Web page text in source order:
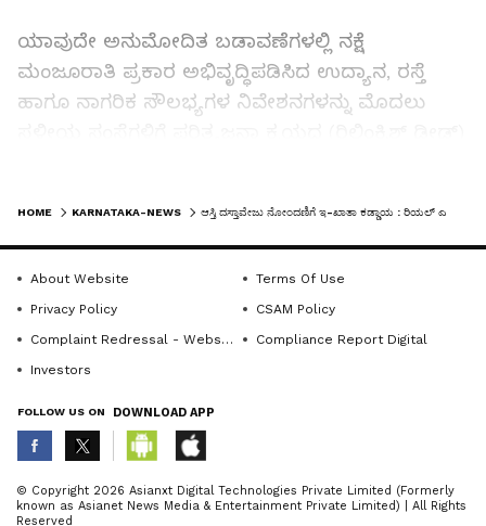
ಯಾವುದೇ ಅನುಮೋದಿತ ಬಡಾವಣೆಗಳಲ್ಲಿ ನಕ್ಷೆ
ಮಂಜೂರಾತಿ ಪ್ರಕಾರ ಅಭಿವೃದ್ಧಿಪಡಿಸಿದ ಉದ್ಯಾನ, ರಸ್ತೆ
ಹಾಗೂ ನಾಗರಿಕ ಸೌಲಭ್ಯಗಳ ನಿವೇಶನಗಳನ್ನು ಮೊದಲು
ಮಾಡದಿದ್ದರೆ ಸಂಬಂಧಪಟ್ಟ ಬಡಾವಣೆಗಳಲ್ಲಿನ ನಿವೇಶನಗಳ
ಮಾರಾಟಕ್ಕೆ ಅವಕಾಶವಿಲ್ಲ.
ABOUT THE AUTHOR
K KannadaprabhaNewsNetwork
HOME KARNATAKA-NEWS
About Website
Terms Of Use
Privacy Policy
CSAM Policy
Complaint Redressal - Website
Compliance Report Digital
Investors
FOLLOW US ON DOWNLOAD APP
© Copyright 2026 Asianxt Digital Technologies Private Limited (Formerly
known as Asianet News Media & Entertainment Private Limited) | All Rights
Reserved